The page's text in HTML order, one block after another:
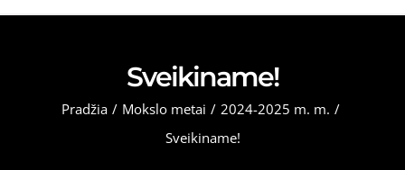
Sveikiname!
Pradžia / Mokslo metai / 2024-2025 m. m. /
Sveikiname!